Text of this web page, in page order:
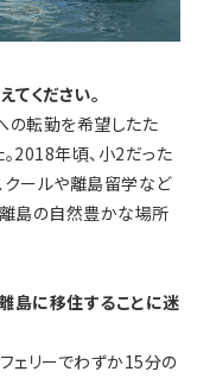
てください。
の転勤を希望したた
2018年頃、小2だった
クールや離島留学など
離島の自然豊かな場所
島に移住することに迷
ェリーでわずか15分の